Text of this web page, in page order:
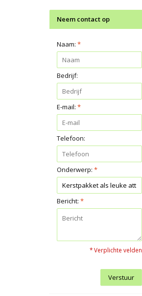
Neem contact op
Naam: *
Bedrijf:
E-mail: *
Telefoon:
Onderwerp: *
Bericht: *
* Verplichte velden
Verstuur